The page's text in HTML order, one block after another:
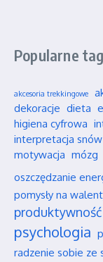
Popularne
akcesoria trekkingowe
dekoracje dieta
higiena cyfrowa
interpretacja snów
motywacja mózg
oszczędzanie
pomysły na
produktywność
psychologia
radzenie sobie ze